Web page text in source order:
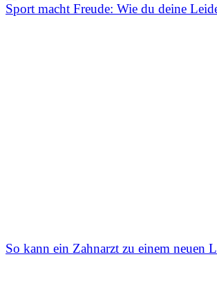
Sport macht Freude: Wie du deine
So kann ein Zahnarzt zu einem neuen